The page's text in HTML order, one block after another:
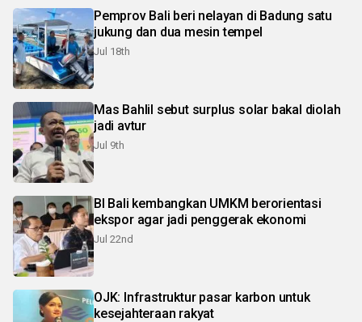
Pemprov Bali beri nelayan di Badung satu
jukung dan dua mesin tempel
Jul 18th
Mas Bahlil sebut surplus solar bakal diolah
jadi avtur
Jul 9th
BI Bali kembangkan UMKM berorientasi
ekspor agar jadi penggerak ekonomi
Jul 22nd
OJK: Infrastruktur pasar karbon untuk
kesejahteraan rakyat